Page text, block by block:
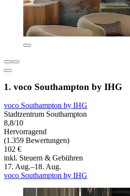
1. voco Southampton by IHG
voco Southampton by IHG
Stadtzentrum Southampton
8,8/10
Hervorragend
(1.359 Bewertungen)
102 €
inkl. Steuern & Gebühren
17. Aug.–18. Aug.
voco Southampton by IHG